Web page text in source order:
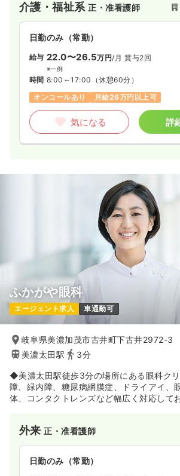
介護・福祉系正・准看護師
日勤のみ（常勤）
給与 22.0〜26.5万円/月 賞与2回
※一例
時間 8:00～17:00 （休憩60分）
オンコールあり
月給26万円以上可
気になる 詳
ふかがや眼科
エージェント求人 車通勤可
岐阜県美濃加茂市古井町下古井2972-3
美濃太田駅
3分
◆美濃太田駅徒歩3分の場所にある眼科ク
障、緑内障、糖尿病網膜症、ドライアイ、
体、コンタクトレンズなど幅広く対応して
外来正・准看護師
日勤のみ（常勤）